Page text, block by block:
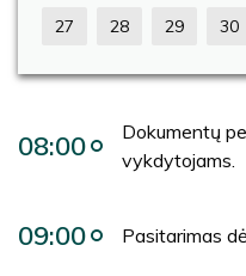
27 28 29 30
08:00
Dokumentų
vykdytojams.
09:00 Pasitarimas